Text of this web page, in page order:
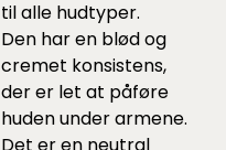
til alle hudtyper.
Den har en blød og
cremet konsistens,
der er let at påføre
huden under armene.
Det er en neutral